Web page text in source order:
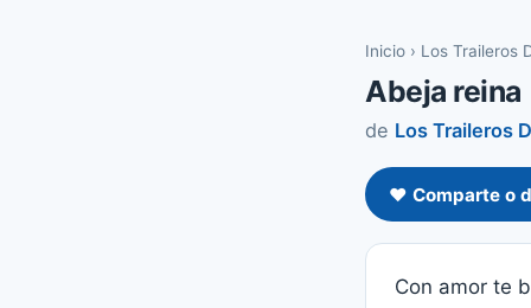
Inicio › Los Traileros
Abeja reina
de Los Traileros
❤️ Comparte o
Con amor te